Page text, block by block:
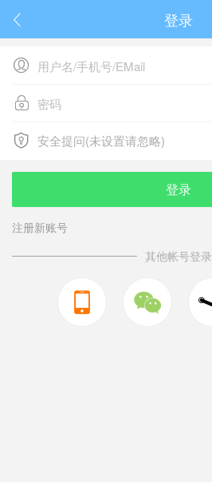
 登录


 安全提问(未设置请忽略)
安全提问(未设置请忽略)
登录
注册新账号
其他帐号登录
 